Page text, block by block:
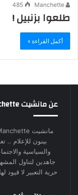
485
طلعوا بزنبيل !
أكمل القراءة »
عن مانشيت Manchette
بينون للإعلام ..
والسياسية
جاهدين لتناول
حرية التعبير لا